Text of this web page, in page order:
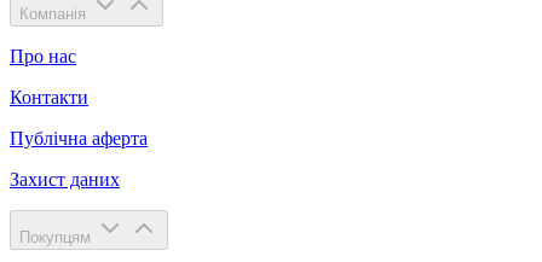
Компанія
Про нас
Контакти
Публічна аферта
Захист даних
Покупцям